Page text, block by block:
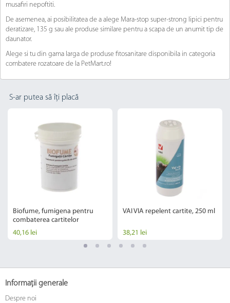
musafiri nepoftiti.
De asemenea, ai posibilitatea de a alege Mara-stop super-strong lipici pentru
deratizare, 135 g sau ale produse similare pentru a scapa de un anumit tip de
daunator.
Alege si tu din gama larga de produse fitosanitare disponibila in categoria
combatere rozatoare de la PetMart.ro!
S-ar putea să îți placă
Biofume, fumigena pentru
combaterea cartitelor
40,16 lei
VAI VIA repelent cartite, 250 ml
38,21 lei
Informații generale
Despre noi